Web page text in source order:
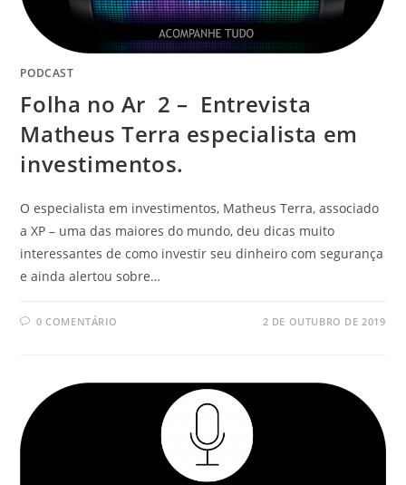
PODCAST
Folha no Ar 2 – Entrevista
Matheus Terra especialista em
investimentos.
O especialista em investimentos, Matheus Terra, associado
a XP – uma das maiores do mundo, deu dicas muito
interessantes de como investir seu dinheiro com segurança
e ainda alertou sobre…
0 COMENTÁRIO 2 DE OUTUBRO DE 2019